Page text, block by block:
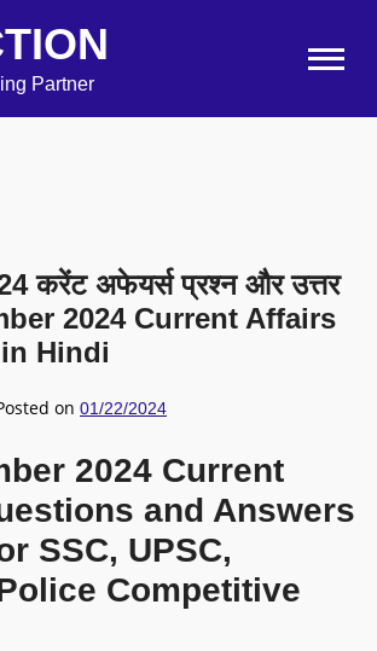
Partner
करेंट अफेयर्स प्रश्न और उत्तर
2024 Current Affairs
Hindi
on 01/22/2024
2024 Current
and Answers
SSC, UPSC,
Competitive